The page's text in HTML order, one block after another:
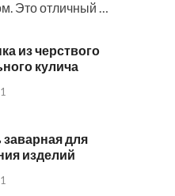
Это отличный …
из черствого
кулича
заварная для
изделий